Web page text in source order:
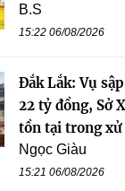
B.S
15:22 06/08/2026
Đắk Lắk: Vụ
22 tỷ đồng, Sở
tồn tại trong xử
Ngọc Giàu
15:21 06/08/2026